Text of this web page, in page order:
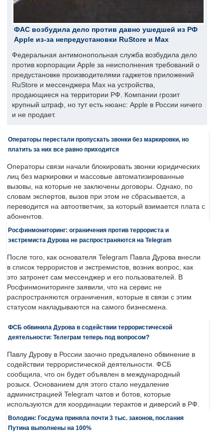
ФАС возбудила дело против давно ушедшей из РФ
Apple из-за непредустановки RuStore и Max
Федеральная антимонопольная служба возбудила дело
против корпорации Apple за неисполнения требований о
предустановке производителями гаджетов приложений
RuStore и мессенджера Max на устройства,
продающиеся на территории РФ. Компании грозит
крупный штраф, но тут есть нюанс: Apple в России ничего
и не продает.
Операторы перестали пропускать звонки без маркировки, но
платить за них все равно приходится
Операторы связи начали блокировать звонки юридических
лиц без маркировки и массовые автоматизированные
вызовы, на которые не заключены договоры. Однако, по
словам экспертов, вызов при этом не сбрасывается, а
переводится на автоответчик, за который взимается плата с
абонентов.
Росфинмониторинг: ограничения против террориста и
экстремиста Дурова не распространяются на Telegram
После того, как основателя Telegram Павла Дурова внесли
в список террористов и экстремистов, возник вопрос, как
это затронет сам мессенджер и его пользователей. В
Росфинмониторинге заявили, что на сервис не
распространяются ограничения, которые в связи с этим
статусом накладываются на самого бизнесмена.
ФСБ обвинила Дурова в содействии террористической
деятельности: Телеграм теперь под вопросом?
Павлу Дурову в России заочно предъявлено обвинение в
содействии террористической деятельности. ФСБ
сообщила, что он будет объявлен в международный
розыск. Основанием для этого стало неудаление
администрацией Telegram чатов и ботов, которые
используются для координации терактов и диверсий в РФ.
Володин: Госдума приняла почти 3 тыс. законов, послания
Путина выполнены на 100%